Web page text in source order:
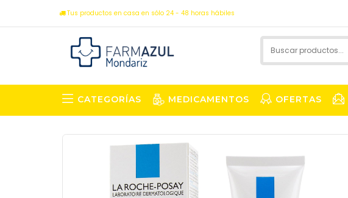
Tus productos en casa en sólo 24 - 48 horas hábiles
CATEGORÍAS MEDICAMENTOS OFERTAS